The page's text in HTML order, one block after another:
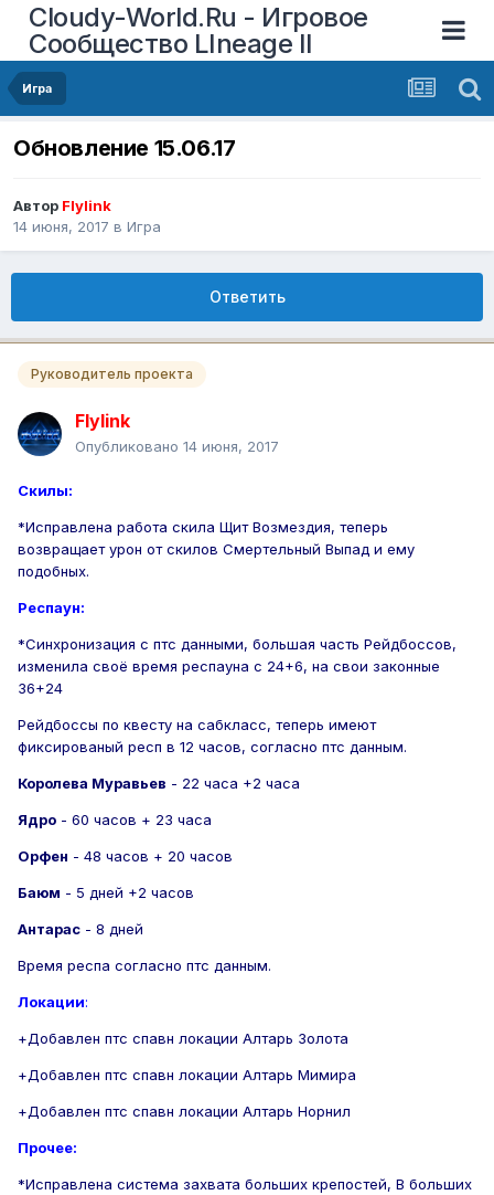
Cloudy-World.Ru - Игровое
Сообщество LIneage II
Игра
Обновление 15.06.17
Автор Flylink
14 июня, 2017 в Игра
Ответить
Руководитель проекта
Flylink
Опубликовано 14 июня, 2017
Скилы:
*Исправлена работа скила Щит Возмездия, теперь
возвращает урон от скилов Смертельный Выпад и ему
подобных.
Респаун:
*Синхронизация с птс данными, большая часть Рейдбоссов,
изменила своё время респауна с 24+6, на свои законные
36+24
Рейдбоссы по квесту на сабкласс, теперь имеют
фиксированый респ в 12 часов, согласно птс данным.
Королева Муравьев - 22 часа +2 часа
Ядро - 60 часов + 23 часа
Орфен - 48 часов + 20 часов
Баюм - 5 дней +2 часов
Антарас - 8 дней
Время респа согласно птс данным.
Локации:
+Добавлен птс спавн локации Алтарь Золота
+Добавлен птс спавн локации Алтарь Мимира
+Добавлен птс спавн локации Алтарь Норнил
Прочее:
*Исправлена система захвата больших крепостей, В больших